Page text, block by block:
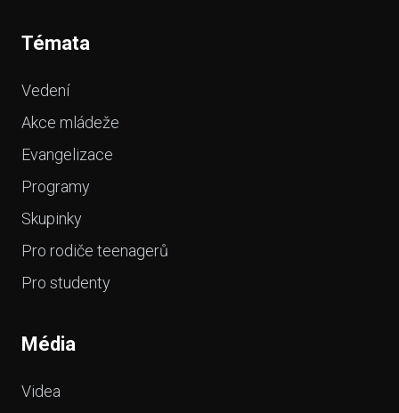
Témata
Vedení
Akce mládeže
Evangelizace
Programy
Skupinky
Pro rodiče teenagerů
Pro studenty
Média
Videa